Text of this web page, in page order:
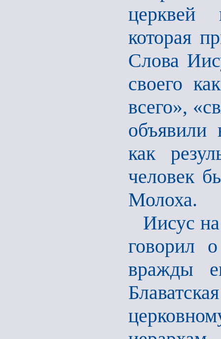
церквей
которая
Слова
своего
всего»,
объявили
как
человек
Молоха.
Иисус
говорил
вражды